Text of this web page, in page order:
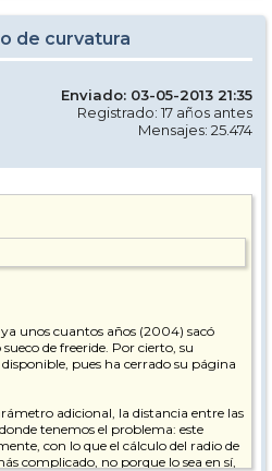
de curvatura
Enviado: 03-05-2013 21:35
Registrado: 17 años antes
Mensajes: 25.474
unos cuantos años (2004) sacó
de freeride. Por cierto, su
pues ha cerrado su página
adicional, la distancia entre las
tenemos el problema: este
con lo que el cálculo del radio de
complicado, no porque lo sea en sí,